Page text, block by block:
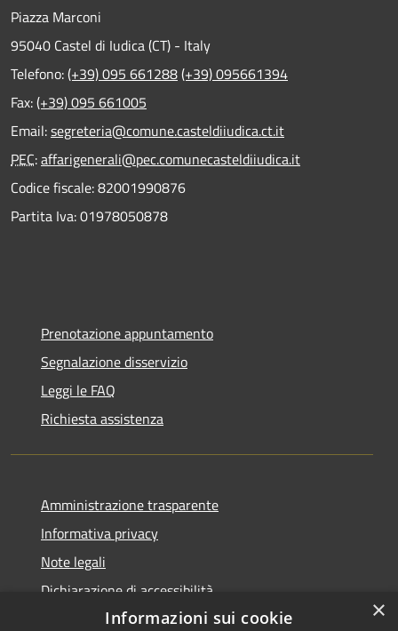
Piazza Marconi
95040 Castel di Iudica (CT) - Italy
Telefono:(+39) 095 661288(+39) 095661394
Fax:(+39) 095 661005
Email:segreteria@comune.casteldiiudica.ct.it
PEC:affarigenerali@pec.comunecasteldiiudica.it
Codice fiscale: 82001990876
Partita Iva: 01978050878
Prenotazione appuntamento
Segnalazione disservizio
Leggi le FAQ
Richiesta assistenza
Amministrazione trasparente
Informativa privacy
Note legali
Dichiarazione di accessibilità
×
Informazioni sui cookie